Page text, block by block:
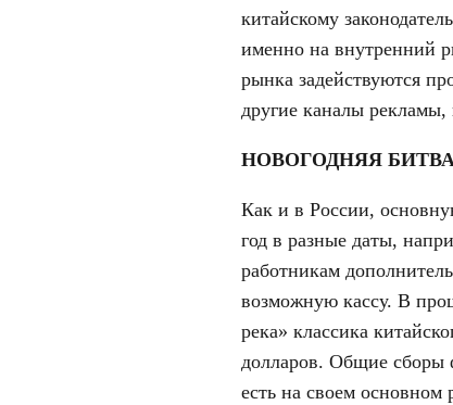
китайскому
именно на внутренний
рынка задействуются
другие каналы
НОВОГОДНЯЯ
Как и в России,
год в разные даты,
работникам
возможную кассу. В
река» классика
долларов. Общие сборы
есть на своем